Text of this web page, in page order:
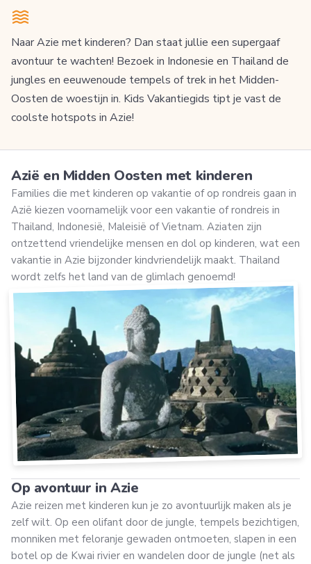
Naar Azie met kinderen? Dan staat jullie een supergaaf
avontuur te wachten! Bezoek in Indonesie en Thailand de
jungles en eeuwenoude tempels of trek in het Midden-
Oosten de woestijn in. Kids Vakantiegids tipt je vast de
coolste hotspots in Azie!
Azië en Midden Oosten met kinderen
Families die met kinderen op vakantie of op rondreis gaan in
Azië kiezen voornamelijk voor een vakantie of rondreis in
Thailand, Indonesië, Maleisië of Vietnam. Aziaten zijn
ontzettend vriendelijke mensen en dol op kinderen, wat een
vakantie in Azie bijzonder kindvriendelijk maakt. Thailand
wordt zelfs het land van de glimlach genoemd!
Op avontuur in Azie
Azie reizen met kinderen kun je zo avontuurlijk maken als je
zelf wilt. Op een olifant door de jungle, tempels bezichtigen,
monniken met feloranje gewaden ontmoeten, slapen in een
botel op de Kwai rivier en wandelen door de jungle (net als